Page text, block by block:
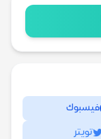
فيسبوك
تويتر